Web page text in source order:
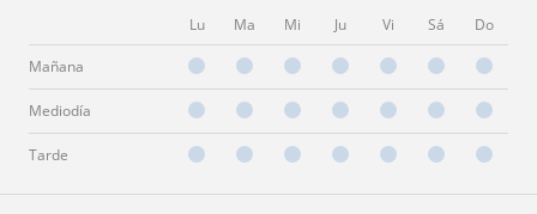
Lu Ma Mi Ju Vi Sá Do
Mañana
Mediodía
Tarde